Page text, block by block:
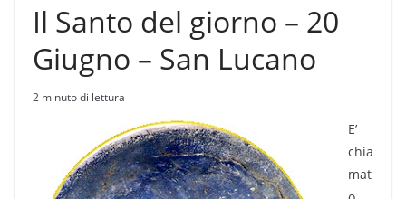
Il Santo del giorno – 20
Giugno – San Lucano
2 minuto di lettura
E’
chia
mat